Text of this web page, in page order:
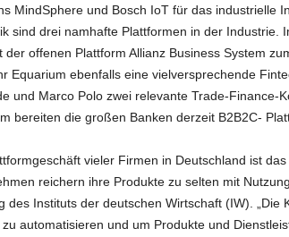
MindSphere und Bosch IoT für das industrielle
sind drei namhafte Plattformen in der Industrie.
der offenen Plattform Allianz Business System
Equarium ebenfalls eine vielversprechende
und Marco Polo zwei relevante Trade-Finance-
bereiten die großen Banken derzeit B2B2C-
vieler Firmen in Deutschland ist
reichern ihre Produkte zu selten mit
des Instituts der deutschen Wirtschaft (IW). „Die
automatisieren und um Produkte und